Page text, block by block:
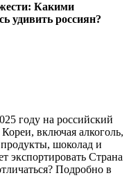
Какими
удивить россиян?
году на российский
включая алкоголь,
шоколад и
экспортировать Страна
Подробно в